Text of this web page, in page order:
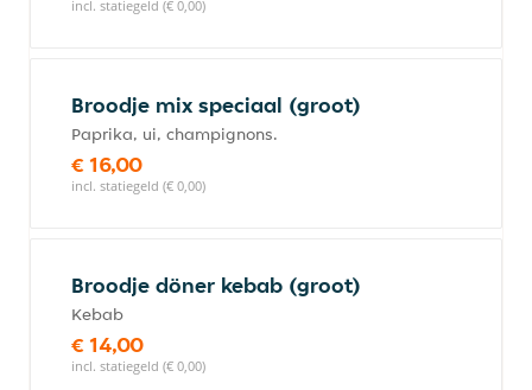
incl. statiegeld (€ 0,00)
Broodje mix speciaal (groot)
Paprika, ui, champignons.
€ 16,00
incl. statiegeld (€ 0,00)
Broodje döner kebab (groot)
Kebab
€ 14,00
incl. statiegeld (€ 0,00)